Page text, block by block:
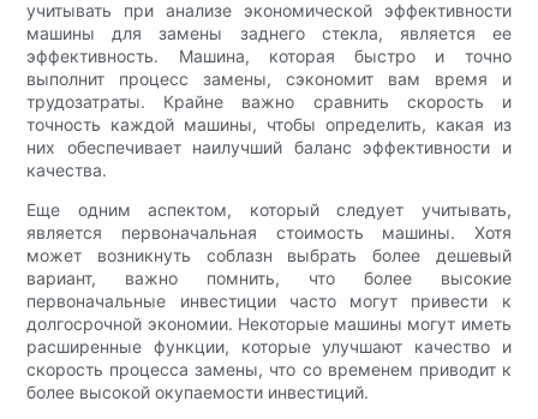
учитывать при анализе экономической эффективности
машины для замены заднего стекла, является ее
эффективность. Машина, которая быстро и точно
выполнит процесс замены, сэкономит вам время и
трудозатраты. Крайне важно сравнить скорость и
точность каждой машины, чтобы определить, какая из
них обеспечивает наилучший баланс эффективности и
качества.
Еще одним аспектом, который следует учитывать,
является первоначальная стоимость машины. Хотя
может возникнуть соблазн выбрать более дешевый
вариант, важно помнить, что более высокие
первоначальные инвестиции часто могут привести к
долгосрочной экономии. Некоторые машины могут иметь
расширенные функции, которые улучшают качество и
скорость процесса замены, что со временем приводит к
более высокой окупаемости инвестиций.